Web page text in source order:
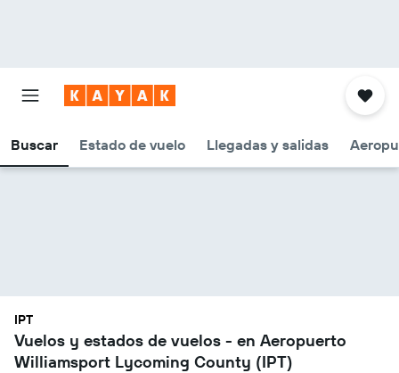
Buscar Estado de vuelo Llegadas y salidas
IPT
Vuelos y estados de vuelos - en Aeropuerto
Williamsport Lycoming County (IPT)